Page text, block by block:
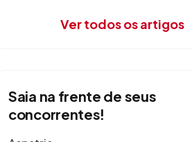
Ver todos os artigos
Saia na frente de seus
concorrentes!